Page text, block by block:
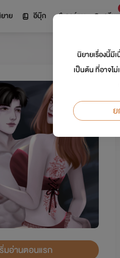
าย อีบุ๊ก การ์ตูน ดรีม
มอ่านตอนแรก
นิยายเรื่องนี้มี
เป็นต้น ที่อาจไ
ย